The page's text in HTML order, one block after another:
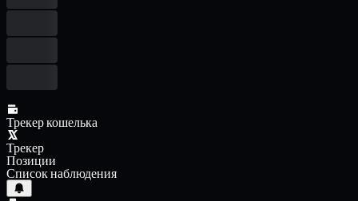
Трекер кошелька
Трекер
Позиции
Список наблюдения